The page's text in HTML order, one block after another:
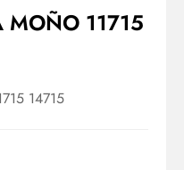
MOÑO 11715
14715